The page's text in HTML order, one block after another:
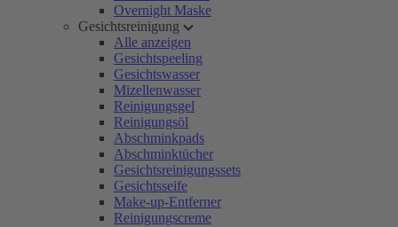
Overnight Maske
Gesichtsreinigung
Alle anzeigen
Gesichtspeeling
Gesichtswasser
Mizellenwasser
Reinigungsgel
Reinigungsöl
Abschminkpads
Abschminktücher
Gesichtsreinigungssets
Gesichtsseife
Make-up-Entferner
Reinigungscreme